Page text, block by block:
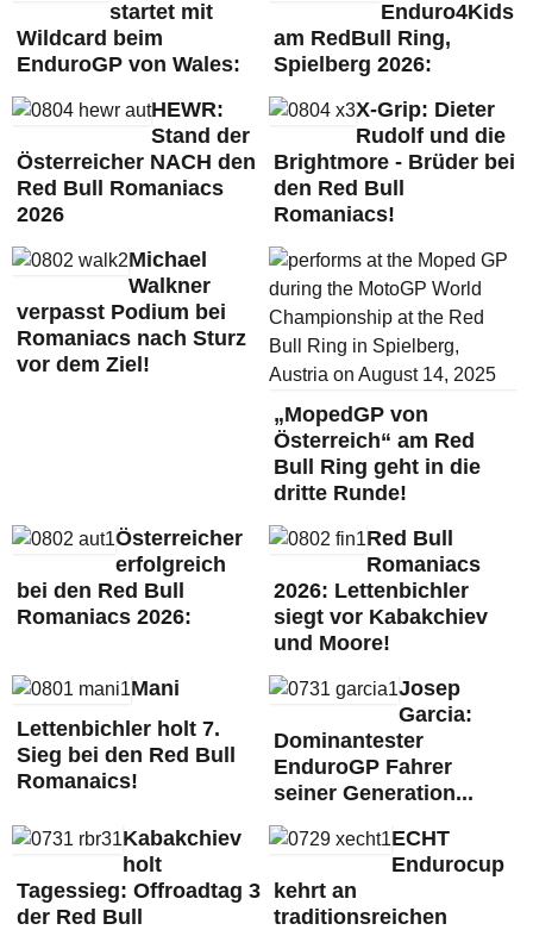
startet mit
Wildcard beim
EnduroGP von Wales:
Enduro4Kids
am RedBull Ring,
Spielberg 2026:
HEWR:
Stand der
Österreicher NACH den
Red Bull Romaniacs
2026
X-Grip: Dieter
Rudolf und die
Brightmore - Brüder bei
den Red Bull
Romaniacs!
Michael
Walkner
verpasst Podium bei
Romaniacs nach Sturz
vor dem Ziel!
„MopedGP von
Österreich“ am Red
Bull Ring geht in die
dritte Runde!
Österreicher
erfolgreich
bei den Red Bull
Romaniacs 2026:
Red Bull
Romaniacs
2026: Lettenbichler
siegt vor Kabakchiev
und Moore!
Mani
Lettenbichler holt 7.
Sieg bei den Red Bull
Romanaics!
Josep
Garcia:
Dominantester
EnduroGP Fahrer
seiner Generation...
Kabakchiev
holt
Tagessieg: Offroadtag 3
der Red Bull
ECHT
Endurocup
kehrt an
traditionsreichen